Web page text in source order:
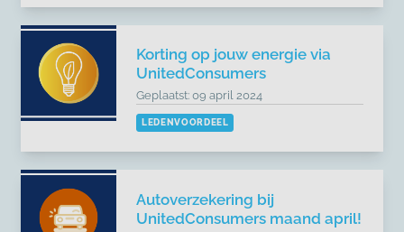
Korting op jouw energie via
UnitedConsumers
Geplaatst: 09 april 2024
LEDENVOORDEEL
Autoverzekering bij
UnitedConsumers maand april!